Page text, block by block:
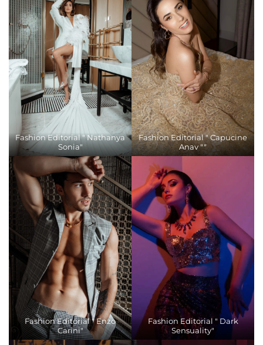
Fashion Editorial " Nathanya
Sonia"
Fashion Editorial " Capucine
Anav ""
Fashion Editorial " Enzo
Carini"
Fashion Editorial " Dark
Sensuality"